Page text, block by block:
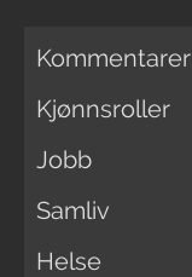
Kommentarer
Kjønnsroller
Jobb
Samliv
Helse